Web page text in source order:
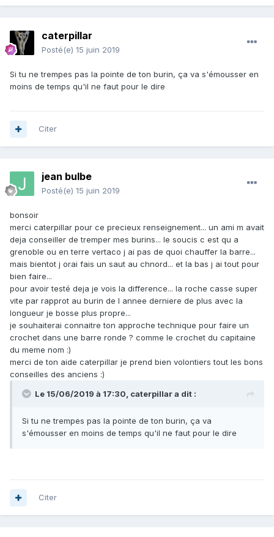
caterpillar
Posté(e) 15 juin 2019
Si tu ne trempes pas la pointe de ton burin, ça va s'émousser en
moins de temps qu'il ne faut pour le dire
Citer
jean bulbe
Posté(e) 15 juin 2019
bonsoir
merci caterpillar pour ce precieux renseignement... un ami m avait
deja conseiller de tremper mes burins... le soucis c est qu a
grenoble ou en terre vertaco j ai pas de quoi chauffer la barre...
mais bientot j orai fais un saut au chnord... et la bas j ai tout pour
bien faire...
pour avoir testé deja je vois la difference... la roche casse super
vite par rapprot au burin de l annee derniere de plus avec la
longueur je bosse plus propre...
je souhaiterai connaitre ton approche technique pour faire un
crochet dans une barre ronde ? comme le crochet du capitaine
du meme nom :)
merci de ton aide caterpillar je prend bien volontiers tout les bons
conseilles des anciens :)
Le 15/06/2019 à 17:30, caterpillara dit :
Si tu ne trempes pas la pointe de ton burin, ça va
s'émousser en moins de temps qu'il ne faut pour le dire
Citer